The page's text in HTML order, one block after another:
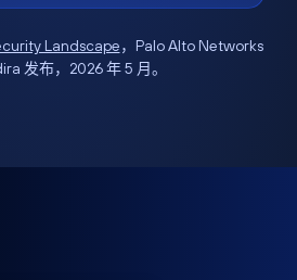
Landscape，Palo Alto Networks
发布，2026 年 5 月。